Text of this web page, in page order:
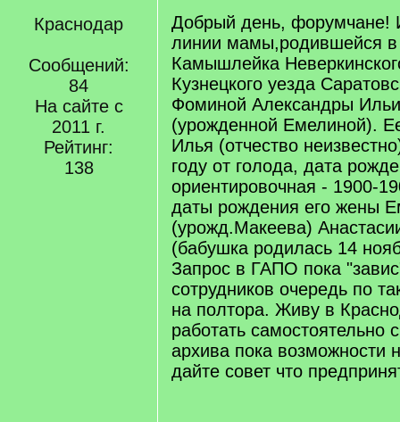
Краснодар
Сообщений:
84
На сайте с
2011 г.
Рейтинг:
138
Добрый день, форумчане!
линии мамы,родившейся в
Камышлейка
Кузнецкого уезда
Фоминой Александры
(урожденной Емелиной).
Илья (отчество
году от голода, дата
ориентировочная - 1900-
даты рождения его жены
(урожд.Макеева)
(бабушка родилась 14
Запрос в ГАПО пока
сотрудников очередь по
на полтора. Живу в
работать самостоятельно
архива пока
дайте совет что